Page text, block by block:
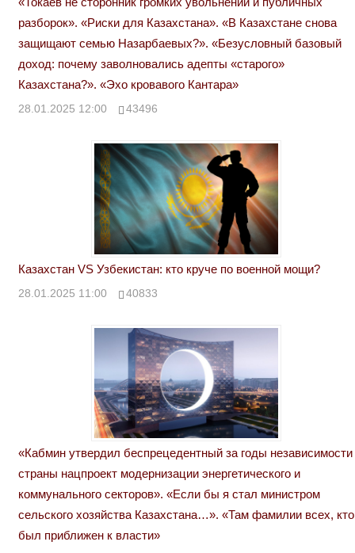
разборок». «Риски для Казахстана». «В Казахстане снова
защищают семью Назарбаевых?». «Безусловный базовый
доход: почему заволновались адепты «старого»
Казахстана?». «Эхо кровавого Кантара»
28.01.2025 12:00 43496
Казахстан VS Узбекистан: кто круче по военной мощи?
28.01.2025 11:00 40833
«Кабмин утвердил беспрецедентный за годы независимости
страны нацпроект модернизации энергетического и
коммунального секторов». «Если бы я стал министром
сельского хозяйства Казахстана…». «Там фамилии всех, кто
был приближен к власти»